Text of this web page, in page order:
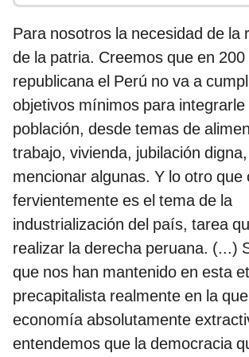
Para nosotros la necesidad de la
de la patria. Creemos que en
republicana el Perú no va a
objetivos mínimos para integrarle
población, desde temas de
trabajo, vivienda, jubilación
mencionar algunas. Y lo otro que
fervientemente es el tema de la
industrialización del país, tarea
realizar la derecha peruana. (...)
que nos han mantenido en esta
precapitalista realmente en la
economía absolutamente
entendemos que la democracia